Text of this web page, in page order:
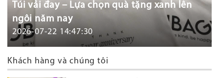
Túi vải đay – Lựa chọn quà tặng xanh lên
ngôi năm nay
2026-07-22 14:47:30
Khách hàng và chúng tôi